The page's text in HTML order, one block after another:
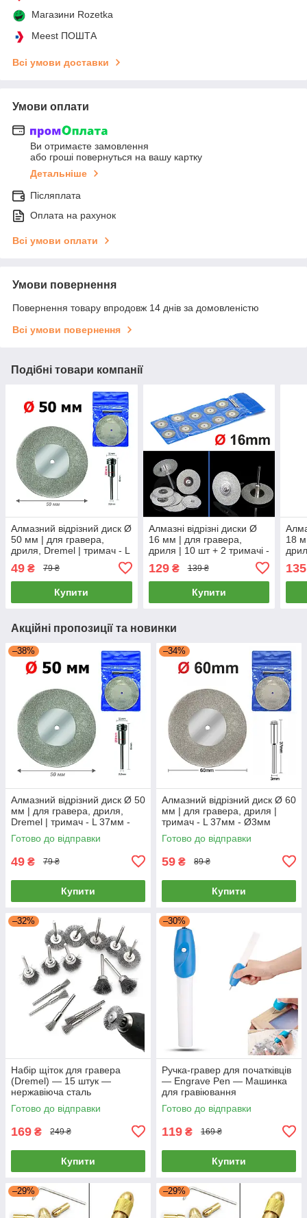
Магазини Rozetka
Meest ПОШТА
Всі умови доставки
Умови оплати
Ви отримаєте замовлення
або гроші повернуться на вашу картку
Детальніше
Післяплата
Оплата на рахунок
Всі умови оплати
Умови повернення
Повернення товару впродовж 14 днів за домовленістю
Всі умови повернення
Подібні товари компанії
Алмазний відрізний диск Ø
50 мм | для гравера,
дриля, Dremel | тримач - L
49 ₴ 79 ₴
Купити
Алмазні відрізні диски Ø
16 мм | для гравера,
дриля | 10 шт + 2 тримачі -
129₴ 139 ₴
Купити
18
135
Акційні пропозиції та новинки
–38%
Алмазний відрізний диск Ø 50
мм | для гравера, дриля,
Dremel | тримач - L 37мм -
Ø3мм
Готово до відправки
49 ₴ 79 ₴
Купити
–34%
Алмазний відрізний диск Ø 60
мм | для гравера, дриля |
тримач - L 37мм - Ø3мм
Готово до відправки
59 ₴ 89 ₴
Купити
–32%
Набір щіток для гравера
(Dremel) — 15 штук —
нержавіюча сталь
Готово до відправки
169 ₴ 249 ₴
Купити
–30%
Ручка-гравер для початківців
— Engrave Pen — Машинка
для гравіювання
Готово до відправки
119 ₴ 169 ₴
Купити
–29% –29%